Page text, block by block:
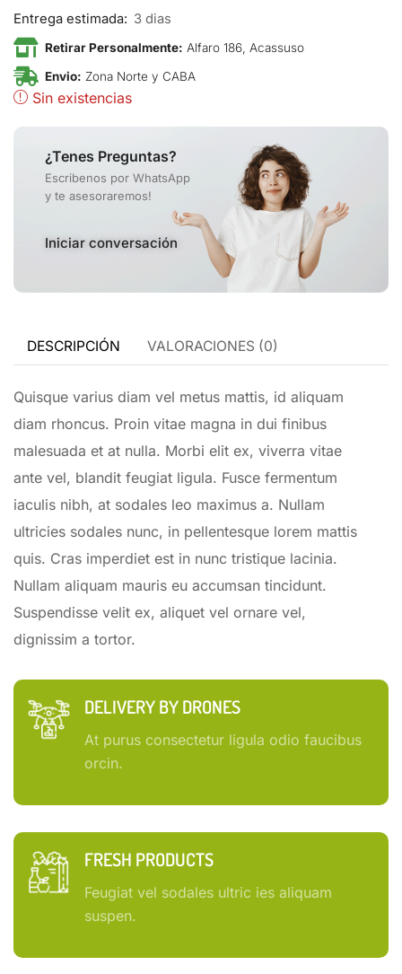
Entrega estimada: 3 dias
Retirar Personalmente: Alfaro 186, Acassuso
Envio: Zona Norte y CABA
Sin existencias
¿Tenes Preguntas?
Escribenos por WhatsApp
y te asesoraremos!
Iniciar conversación
DESCRIPCIÓN VALORACIONES (0)
Quisque varius diam vel metus mattis, id aliquam
diam rhoncus. Proin vitae magna in dui finibus
malesuada et at nulla. Morbi elit ex, viverra vitae
ante vel, blandit feugiat ligula. Fusce fermentum
iaculis nibh, at sodales leo maximus a. Nullam
ultricies sodales nunc, in pellentesque lorem mattis
quis. Cras imperdiet est in nunc tristique lacinia.
Nullam aliquam mauris eu accumsan tincidunt.
Suspendisse velit ex, aliquet vel ornare vel,
dignissim a tortor.
DELIVERY BY DRONES
At purus consectetur ligula odio faucibus
orcin.
FRESH PRODUCTS
Feugiat vel sodales ultric ies aliquam
suspen.